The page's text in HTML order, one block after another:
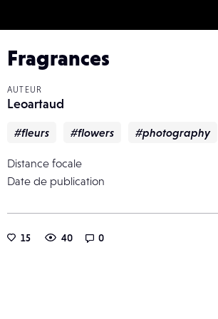
Fragrances
AUTEUR
Leoartaud
#fleurs #flowers #photography
Distance focale
Date de publication
15 40 0